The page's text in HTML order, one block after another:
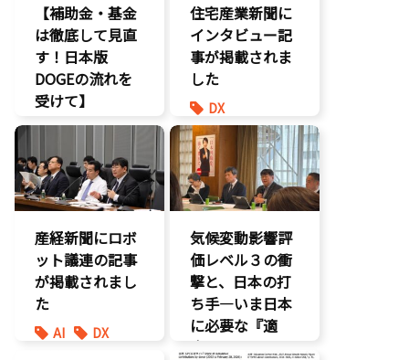
【補助金・基金
は徹底して見直
す！日本版
DOGEの流れを
受けて】
環境部会
経済政策
住宅産業新聞に
インタビュー記
事が掲載されま
した
DX
報道記事
環境部会
防災
産経新聞にロボ
ット議連の記事
が掲載されまし
た
AI
DX
気候変動影響評
価レベル３の衝
撃と、日本の打
ち手―いま日本
に必要な『適
応』とは